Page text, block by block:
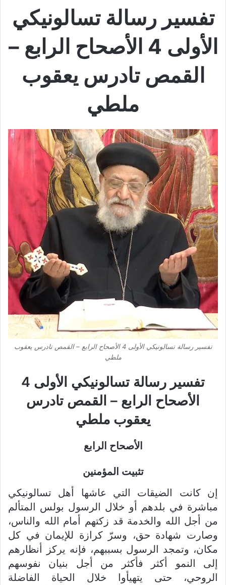
تفسير رسالة تسالونيكي
الأولى 4 الأصحاح الرابع –
القمص تادرس يعقوب
ملطي
تفسير رسالة تسالونيكي الأولى 4 الأصحاح الرابع – القمص تادرس يعقوب
ملطي
تفسير رسالة تسالونيكي الأولى 4
الأصحاح الرابع – القمص تادرس
يعقوب ملطي
الأصحاح الرابع
تثبيت المؤمنين
إن كانت الضيقات التي عاشها أهل تسالونيكي
مباشرة في بلدهم أو خلال الرسول بولس المتألم
من أجل الله والخدمة قد زكتهم أمام الله والناس،
وصارت شهادة حق، وسرّ كرازة للإيمان في كل
مكان، وتمجد الرسول بسببهم، فإنه يركز أنظارهم
إلى النمو أكثر فأكثر من أجل بنيان نفوسهم
الروحي، حتى يتهيأوا خلال الحياة الفاضلة